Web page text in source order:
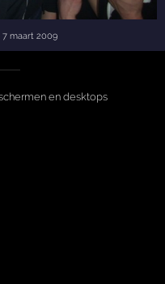
7 maart 2009
en desktops